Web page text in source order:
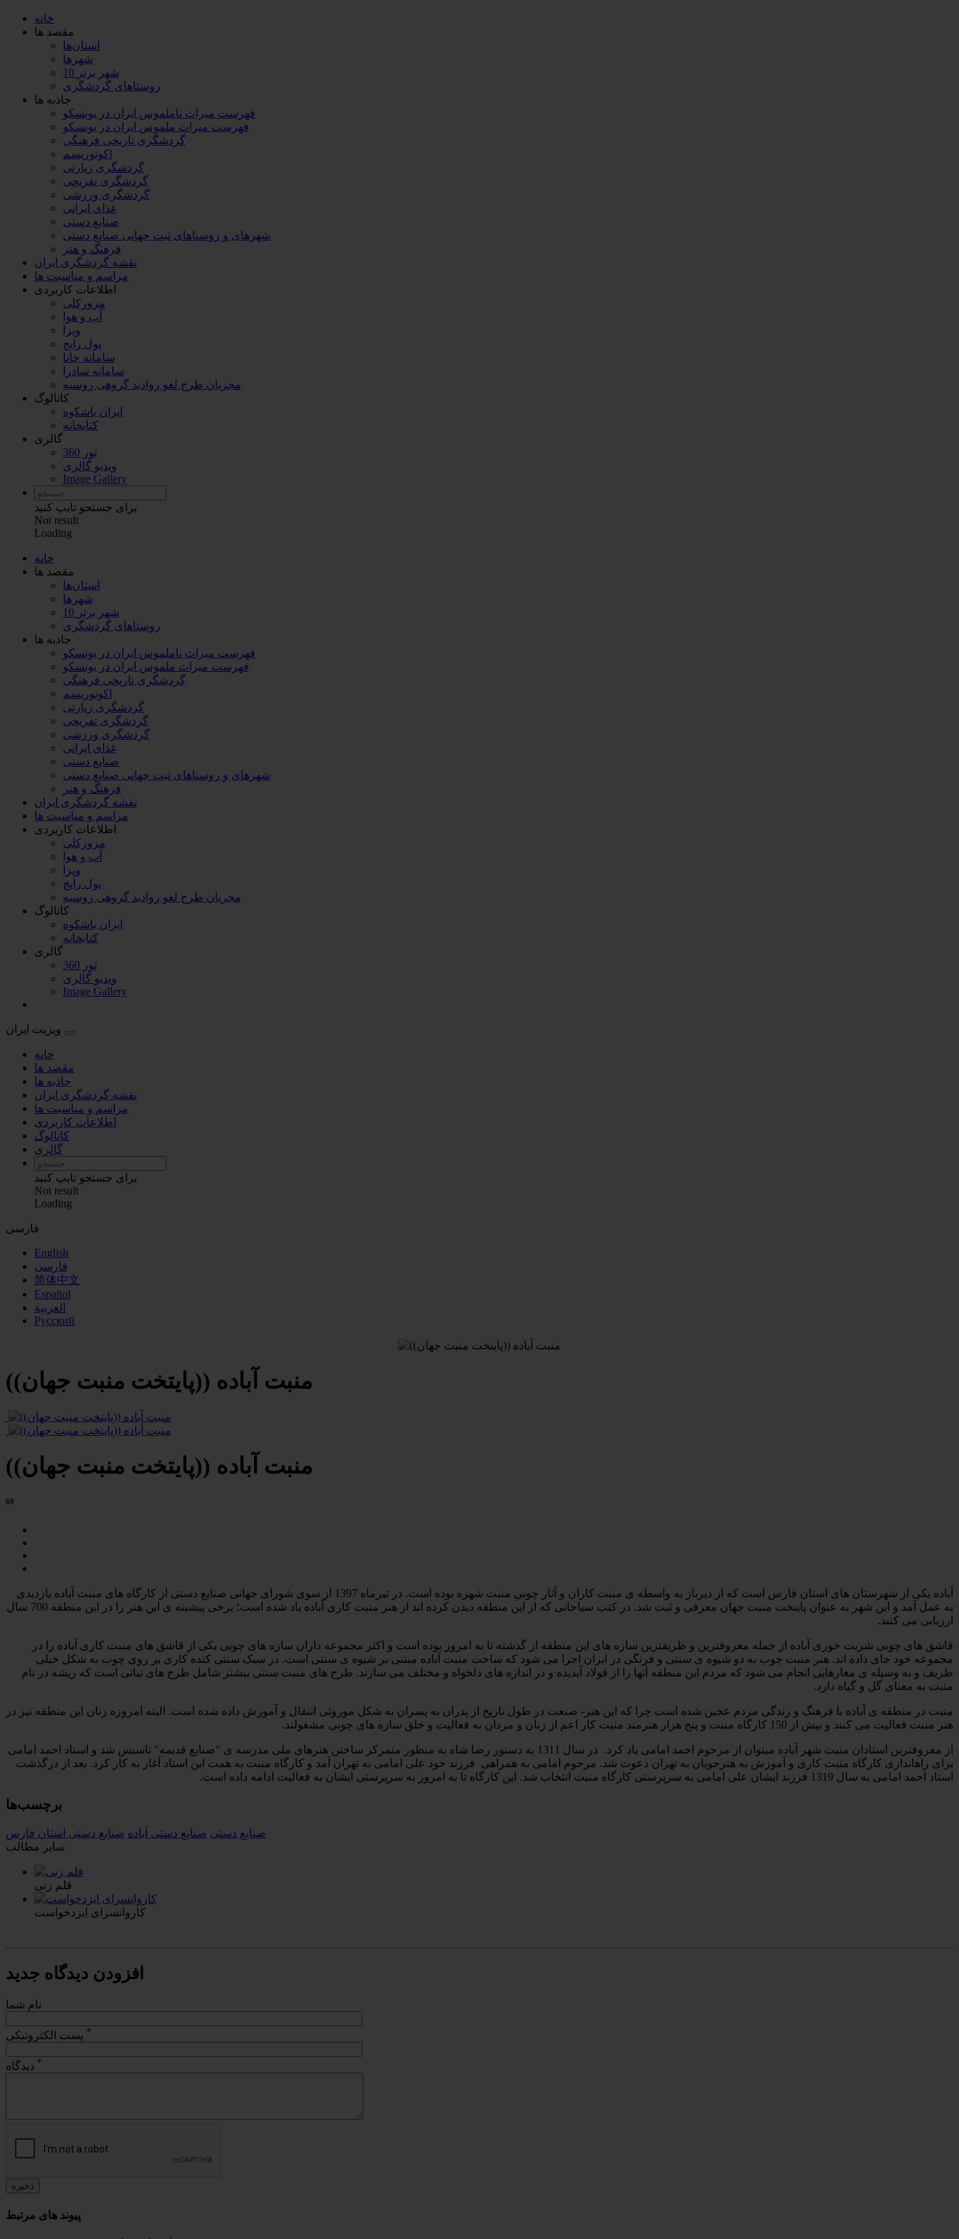
خانه
مقصد ها
استان‌ها
شهرها
10 شهر برتر
روستاهای گردشگری
جاذبه ها
فهرست میراث ناملموس ایران در یونسکو
فهرست میراث ملموس ایران در یونسکو
گردشگری تاریخی فرهنگی
اکوتوریسم
گردشگری زیارتی
گردشگری تفریحی
گردشگری ورزشی
غذای ایرانی
صنایع دستی
شهرهای و روستاهای ثبت جهانی صنایع دستی
فرهنگ و هنر
نقشه گردشگری ایران
مراسم و مناسبت ها
اطلاعات کاربردی
مرورکلی
آب و هوا
ویزا
پول رایج
سامانه جانا
سامانه سادرا
مجریان طرح لغو روادید گروهی روسیه
کاتالوگ
ایران باشکوه
کتابخانه
گالری
تور 360
ویدیو گالری
Image Gallery
برای جستجو تایپ کنید
Not result
Loading
خانه
مقصد ها
استان‌ها
شهرها
10 شهر برتر
روستاهای گردشگری
جاذبه ها
فهرست میراث ناملموس ایران در یونسکو
فهرست میراث ملموس ایران در یونسکو
گردشگری تاریخی فرهنگی
اکوتوریسم
گردشگری زیارتی
گردشگری تفریحی
گردشگری ورزشی
غذای ایرانی
صنایع دستی
شهرهای و روستاهای ثبت جهانی صنایع دستی
فرهنگ و هنر
نقشه گردشگری ایران
مراسم و مناسبت ها
اطلاعات کاربردی
مرورکلی
آب و هوا
ویزا
پول رایج
مجریان طرح لغو روادید گروهی روسیه
کاتالوگ
ایران باشکوه
کتابخانه
گالری
تور 360
ویدیو گالری
Image Gallery
ویزیت ایران
خانه
مقصد ها
جاذبه ها
نقشه گردشگری ایران
مراسم و مناسبت ها
اطلاعات کاربردی
کاتالوگ
گالری
برای جستجو تایپ کنید
Not result
Loading
فارسی
English
فارسی
简体中文
Español
العربية
Русский
منبت آباده ((پایتخت منبت جهان))
منبت آباده ((پایتخت منبت جهان))
69
آباده یکی از شهرستان­ های استان فارس است که از دیرباز به
واسطه ی منبت­ کاران و آثار چوبیِ منبت شهره بوده است. در تیرماه 1397 از سوی شورای جهانی صنایع ­دستی از کارگاه­ های منبت آباده بازدیدی
به عمل آمد و این شهر به عنوان پایتخت منبت جهان معرفی و ثبت شد. در کتب سیاحانی که از این منطقه دیدن کرده ­اند از هنر منبت­ کاری آباده یاد شده است؛ برخی پیشینه ی این هنر را در این منطقه 700 سال
ارزیابی می­ کنند.
قاشق­ های چوبی شربت­ خوری آباده از جمله معروف­ترین و ظریف­ترین سازه ­های این منطقه از گذشته تا به امروز بوده است و اکثر مجموعه­ داران سازه ­های چوبی یکی از قاشق­ های منبت­ کاری آباده را در
مجموعه خود جای داده ­اند. هنر منبت چوب به دو شیوه ی سنتی و فرنگی در ایران اجرا می­ شود که ساخت منبت آباده مبتنی بر شیوه ی سنتی است. در سبک سنتی کنده­ کاری بر روی چوب به شکل خیلی
ظریف و به وسیله ی مغارهایی انجام می ­شود که مردم این منطقه آنها را از فولاد آبدیده و در اندازه ­های دلخواه و مختلف می­ سازند. طرح­ های منبت سنتی بیشتر شامل طرح ­های نباتی است که ریشه در نام
منبت به معنای گل و گیاه دارد.
منبت در منطقه ی آباده با فرهنگ و زندگی مردم عجین شده است چرا که این هنر- صنعت در طول تاریخ از پدران به پسران به شکل موروثی انتقال و آموزش داده شده است. البته امروزه زنان این منطقه نیز در
هنر منبت فعالیت می­ کنند و بیش از 150 کارگاه منبت و پنج هزار هنرمند منبت­ کار اعم از زنان و مردان به فعالیت و خلق سازه ­های چوبی مشغولند.
از معروف­ترین استادان منبت شهر آباده می­توان از مرحوم احمد امامی یاد کرد. در سال 1311 به دستور رضا شاه به منظور متمرکز ساختن هنرهای ملی مدرسه ی "صنایع قدیمه" تاسیس شد و استاد احمد امامی
برای راه­اندازی کارگاه منبت­ کاری و آموزش به هنرجویان به تهران دعوت شد. مرحوم امامی به همراهی فرزند خود علی امامی به تهران آمد و کارگاه منبت به همت این استاد آغاز به کار کرد. بعد از درگذشت
استاد احمد امامی به سال 1319 فرزند ایشان علی امامی به سرپرستی کارگاه منبت انتخاب شد. این کارگاه تا به امروز به سرپرستی ایشان به فعالیت ادامه داده است.
برچسب‌ها
صنایع دستی صنایع دستی آباده صنایع دستی استان فارس
سایر مطالب
قلم زنی
کاروانسرای ایزدخواست
افزودن دیدگاه جدید
نام شما
*
*
پیوند های مرتبط